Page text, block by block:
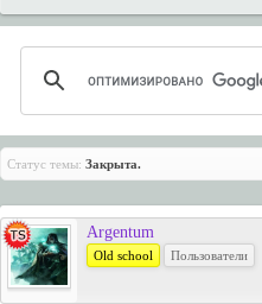
Статус темы: Закрыта.
Argentum
Old school Пользователи